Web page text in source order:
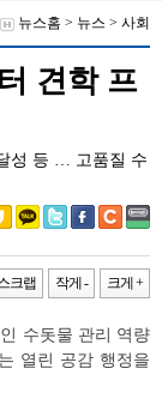
뉴스홈 > 뉴스 > 사회
견학 프
성 등 … 고품질 수
크랩 작게 - 크게 +
수돗물 관리 역량
열린 공감 행정을